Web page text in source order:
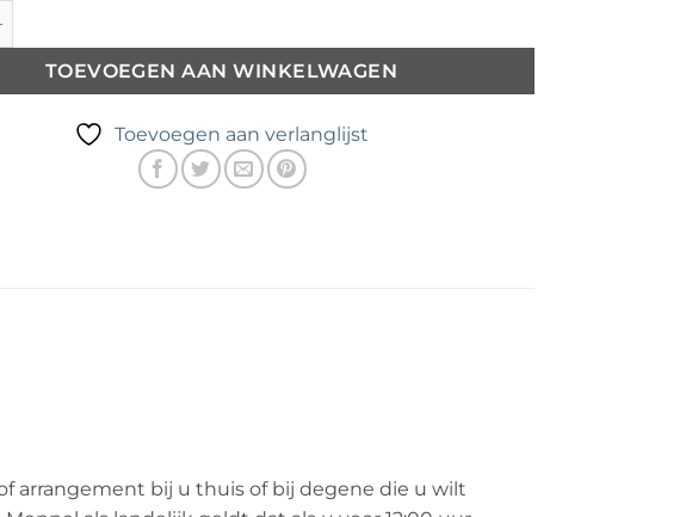
Seasons Serengeti Plains Max 10 aantal
TOEVOEGEN AAN WINKELWAGEN
Toevoegen aan verlanglijst
arrangement bij u thuis of bij degene die u wilt